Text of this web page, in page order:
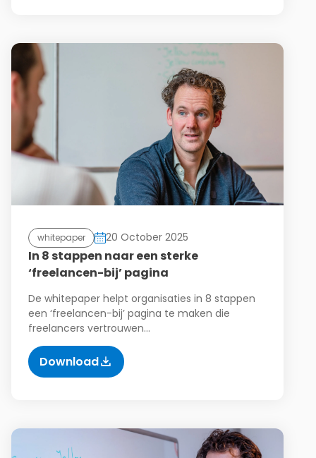
whitepaper 20 October 2025
In 8 stappen naar een sterke
‘freelancen-bij’ pagina
De whitepaper helpt organisaties in 8 stappen
een ‘freelancen-bij’ pagina te maken die
freelancers vertrouwen…
Download